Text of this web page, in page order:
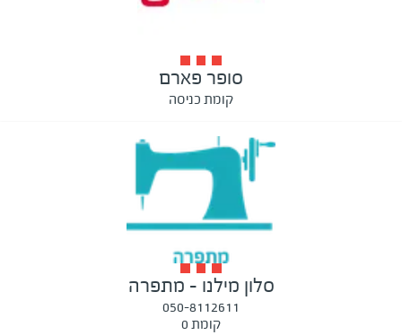
סופר פארם
קומת כניסה
סלון מילנו - מתפרה
050-8112611
קומת 0